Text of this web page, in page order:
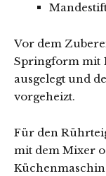
Vor dem
Springform mit
ausgelegt und
vorgeheizt.
Für den
mit dem Mixer